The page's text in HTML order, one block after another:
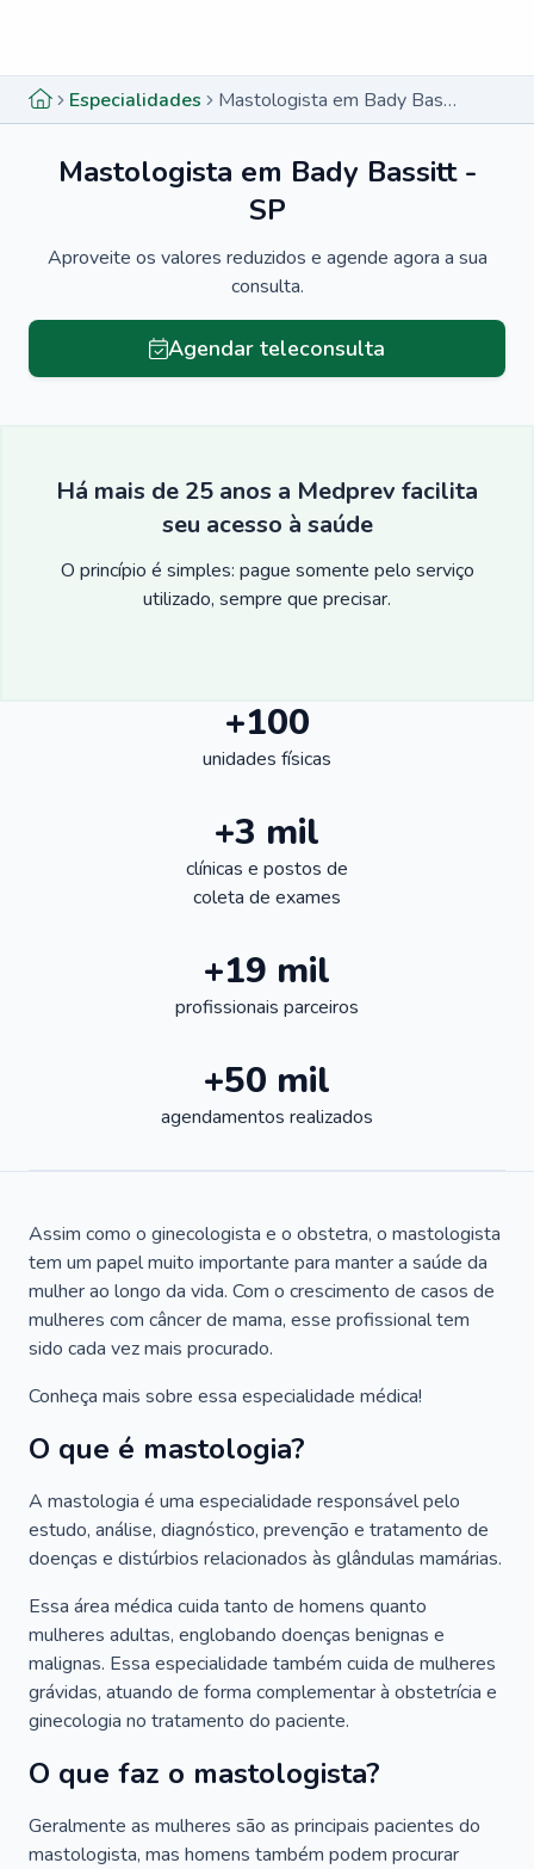
Especialidades Mastologista em Bady Bassitt - SP
Mastologista em Bady Bassitt -
SP
Aproveite os valores reduzidos e agende agora a sua
consulta.
Agendar teleconsulta
Há mais de 25 anos a Medprev facilita
seu acesso à saúde
O princípio é simples: pague somente pelo serviço
utilizado, sempre que precisar.
+100
unidades físicas
+3 mil
clínicas e postos de
coleta de exames
+19 mil
profissionais parceiros
+50 mil
agendamentos realizados
Assim como o ginecologista e o obstetra, o mastologista
tem um papel muito importante para manter a saúde da
mulher ao longo da vida. Com o crescimento de casos de
mulheres com câncer de mama, esse profissional tem
sido cada vez mais procurado.
Conheça mais sobre essa especialidade médica!
O que é mastologia?
A mastologia é uma especialidade responsável pelo
estudo, análise, diagnóstico, prevenção e tratamento de
doenças e distúrbios relacionados às glândulas mamárias.
Essa área médica cuida tanto de homens quanto
mulheres adultas, englobando doenças benignas e
malignas. Essa especialidade também cuida de mulheres
grávidas, atuando de forma complementar à obstetrícia e
ginecologia no tratamento do paciente.
O que faz o mastologista?
Geralmente as mulheres são as principais pacientes do
mastologista, mas homens também podem procurar